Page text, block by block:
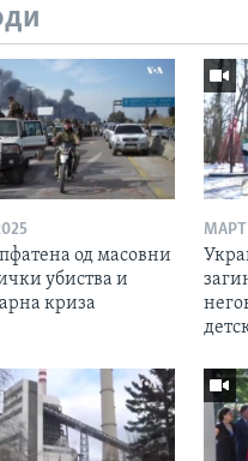
од масовни
убиства и
криза
МАРТ